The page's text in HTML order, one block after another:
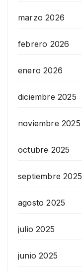
marzo 2026
febrero 2026
enero 2026
diciembre 2025
noviembre 2025
octubre 2025
septiembre 2025
agosto 2025
julio 2025
junio 2025